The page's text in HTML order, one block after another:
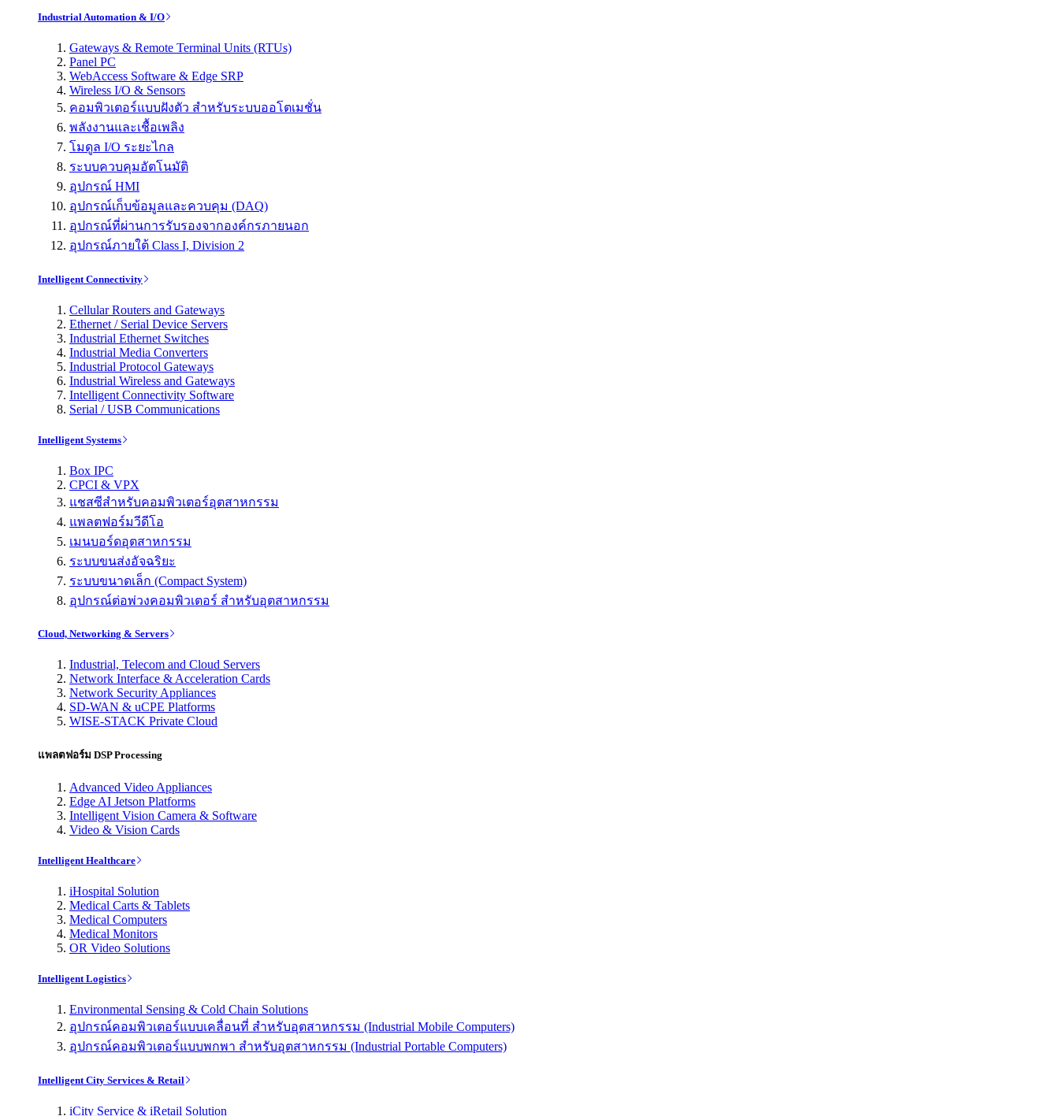
Industrial Automation & I/O
Gateways & Remote Terminal Units (RTUs)
Panel PC
WebAccess Software & Edge SRP
Wireless I/O & Sensors
คอมพิวเตอร์แบบฝังตัว สำหรับระบบออโตเมชั่น
พลังงานและเชื้อเพลิง
โมดูล I/O ระยะไกล
ระบบควบคุมอัตโนมัติ
อุปกรณ์ HMI
อุปกรณ์เก็บข้อมูลและควบคุม (DAQ)
อุปกรณ์ที่ผ่านการรับรองจากองค์กรภายนอก
อุปกรณ์ภายใต้ Class I, Division 2
Intelligent Connectivity
Cellular Routers and Gateways
Ethernet / Serial Device Servers
Industrial Ethernet Switches
Industrial Media Converters
Industrial Protocol Gateways
Industrial Wireless and Gateways
Intelligent Connectivity Software
Serial / USB Communications
Intelligent Systems
Box IPC
CPCI & VPX
แชสซีสำหรับคอมพิวเตอร์อุตสาหกรรม
แพลตฟอร์มวีดีโอ
เมนบอร์ดอุตสาหกรรม
ระบบขนส่งอัจฉริยะ
ระบบขนาดเล็ก (Compact System)
อุปกรณ์ต่อพ่วงคอมพิวเตอร์ สำหรับอุตสาหกรรม
Cloud, Networking & Servers
Industrial, Telecom and Cloud Servers
Network Interface & Acceleration Cards
Network Security Appliances
SD-WAN & uCPE Platforms
WISE-STACK Private Cloud
แพลตฟอร์ม DSP Processing
Advanced Video Appliances
Edge AI Jetson Platforms
Intelligent Vision Camera & Software
Video & Vision Cards
Intelligent Healthcare
iHospital Solution
Medical Carts & Tablets
Medical Computers
Medical Monitors
OR Video Solutions
Intelligent Logistics
Environmental Sensing & Cold Chain Solutions
อุปกรณ์คอมพิวเตอร์แบบเคลื่อนที่ สำหรับอุตสาหกรรม (Industrial Mobile Computers)
อุปกรณ์คอมพิวเตอร์แบบพกพา สำหรับอุตสาหกรรม (Industrial Portable Computers)
Intelligent City Services & Retail
iCity Service & iRetail Solution